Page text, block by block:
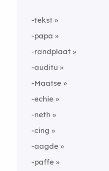
-tekst
-papa
-randplaat
-auditu
-Maatse
-echie
-neth
-cing
-aagde
-paffe